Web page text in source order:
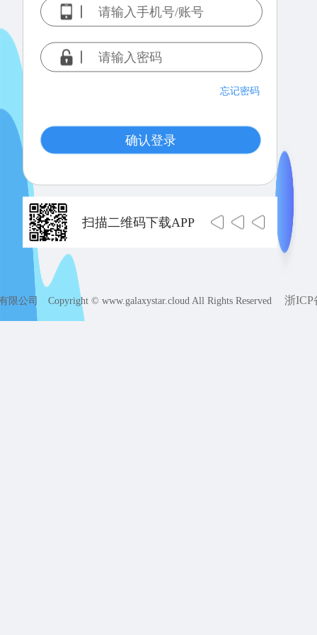
忘记密码
确认登录
扫描二维码下载APP
限公司 Copyright © www.galaxystar.cloud All Rights Reserved 浙ICP